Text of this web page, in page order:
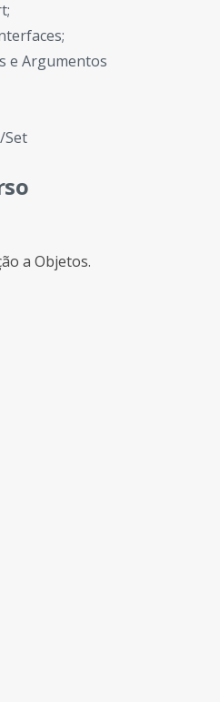
e Argumentos
Set
a Objetos.